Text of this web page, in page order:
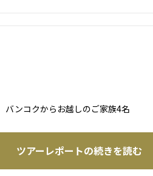
バンコクからお越しのご家族4名
ツアーレポートの続きを読む